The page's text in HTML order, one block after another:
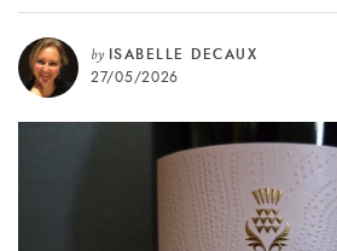
by ISABELLE DECAUX
27/05/2026